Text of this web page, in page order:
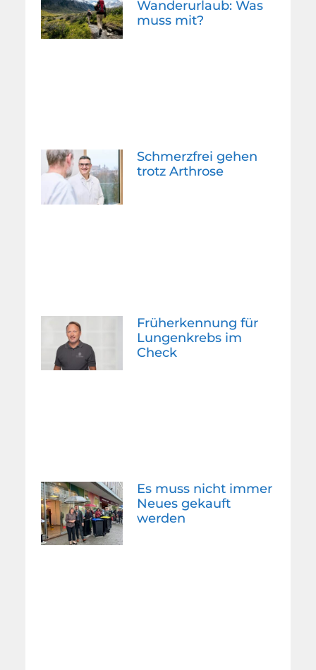
Wanderurlaub: Was
muss mit?
Schmerzfrei gehen
trotz Arthrose
Früherkennung für
Lungenkrebs im
Check
Es muss nicht immer
Neues gekauft
werden